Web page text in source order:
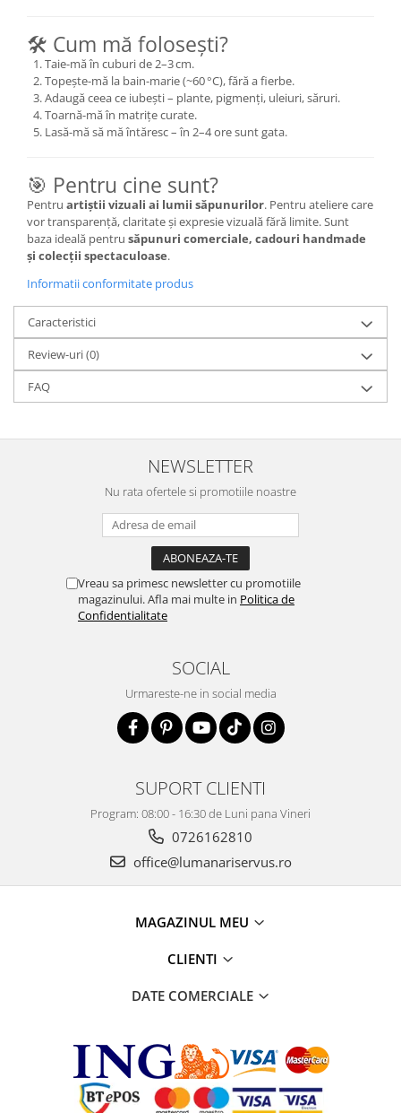
🛠️ Cum mă folosești?
Taie-mă în cuburi de 2–3 cm.
Topește-mă la bain-marie (~60 °C), fără a fierbe.
Adaugă ceea ce iubești – plante, pigmenți, uleiuri, săruri.
Toarnă-mă în matrițe curate.
Lasă-mă să mă întăresc – în 2–4 ore sunt gata.
🎯 Pentru cine sunt?
Pentru artiștii vizuali ai lumii săpunurilor. Pentru ateliere care
vor transparență, claritate și expresie vizuală fără limite. Sunt
baza ideală pentru săpunuri comerciale, cadouri handmade
și colecții spectaculoase.
Informatii conformitate produs
Caracteristici
Review-uri(0)
FAQ
NEWSLETTER
Nu rata ofertele si promotiile noastre
Vreau sa primesc newsletter cu promotiile
magazinului. Afla mai multe in Politica de
Confidentialitate
SOCIAL
Urmareste-ne in social media
SUPORT CLIENTI
Program: 08:00 - 16:30 de Luni pana Vineri
0726162810
office@lumanariservus.ro
MAGAZINUL MEU
CLIENTI
DATE COMERCIALE